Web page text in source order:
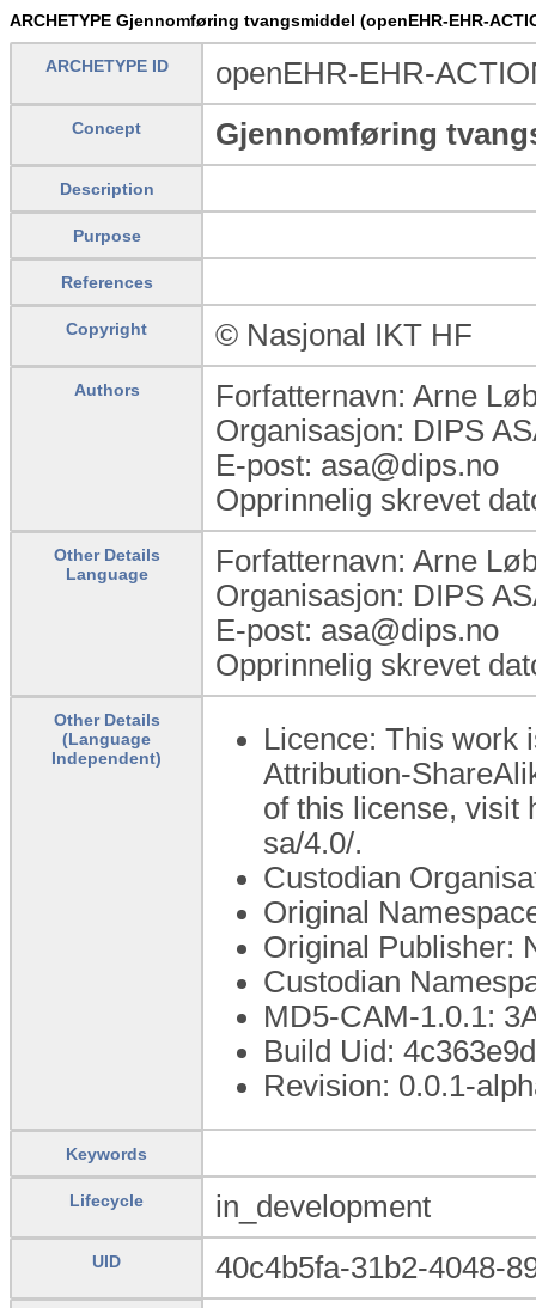
ARCHETYPE Gjennomføring tvangsmiddel (openEHR-EHR-
ARCHETYPE ID openEHR-EHR-
Concept Gjennomføring
Description
Purpose
References
Copyright © Nasjonal IKT HF
Authors
Forfatternavn: Arne
Organisasjon: DIPS
E-post: asa@dips.no
Opprinnelig skrevet
Other Details
Language
Forfatternavn: Arne
Organisasjon: DIPS
E-post: asa@dips.no
Opprinnelig skrevet
Other Details
(Language
Independent)
Licence: This work
Attribution-
of this license, visit
sa/4.0/.
Custodian
Original
Original Publisher:
Custodian
MD5-CAM-1.0.1:
Build Uid:
Revision: 0.0.1-
Keywords
Lifecycle in_development
UID 40c4b5fa-31b2-4048-